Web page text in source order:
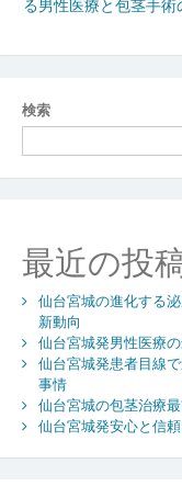
稿
ナ
ビ
ゲ
ー
ョ
ン
る男性医療と包茎手術
検索
最近の投
仙台宮城の進化する
新動向
仙台宮城発男性医療
仙台宮城発患者目線
事情
仙台宮城の包茎治療
仙台宮城発安心と信